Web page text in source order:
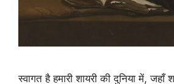
स्वागत है हमारी शायरी की दुनिया में, जहाँ